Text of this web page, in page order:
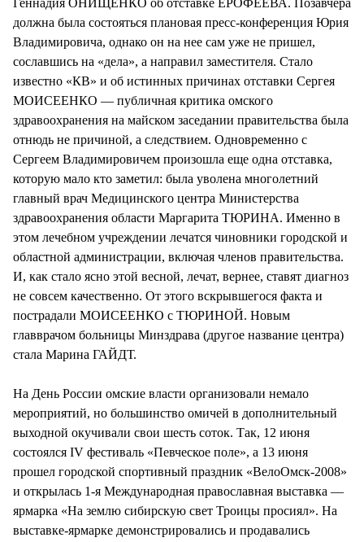
должна была состояться плановая пресс-конференция Юрия
Владимировича, однако он на нее сам уже не пришел,
сославшись на «дела», а направил заместителя. Стало
известно «КВ» и об истинных причинах отставки Сергея
МОИСЕЕНКО — публичная критика омского
здравоохранения на майском заседании правительства была
отнюдь не причиной, а следствием. Одновременно с
Сергеем Владимировичем произошла еще одна отставка,
которую мало кто заметил: была уволена многолетний
главный врач Медицинского центра Министерства
здравоохранения области Маргарита ТЮРИНА. Именно в
этом лечебном учреждении лечатся чиновники городской и
областной администрации, включая членов правительства.
И, как стало ясно этой весной, лечат, вернее, ставят диагноз
не совсем качественно. От этого вскрывшегося факта и
пострадали МОИСЕЕНКО с ТЮРИНОЙ. Новым
главврачом больницы Минздрава (другое название центра)
стала Марина ГАЙДТ.
На День России омские власти организовали немало
мероприятий, но большинство омичей в дополнительный
выходной окучивали свои шесть соток. Так, 12 июня
состоялся IV фестиваль «Певческое поле», а 13 июня
прошел городской спортивный праздник «ВелоОмск-2008»
и открылась 1-я Международная православная выставка —
ярмарка «На землю сибирскую свет Троицы просиял». На
выставке-ярмарке демонстрировались и продавались